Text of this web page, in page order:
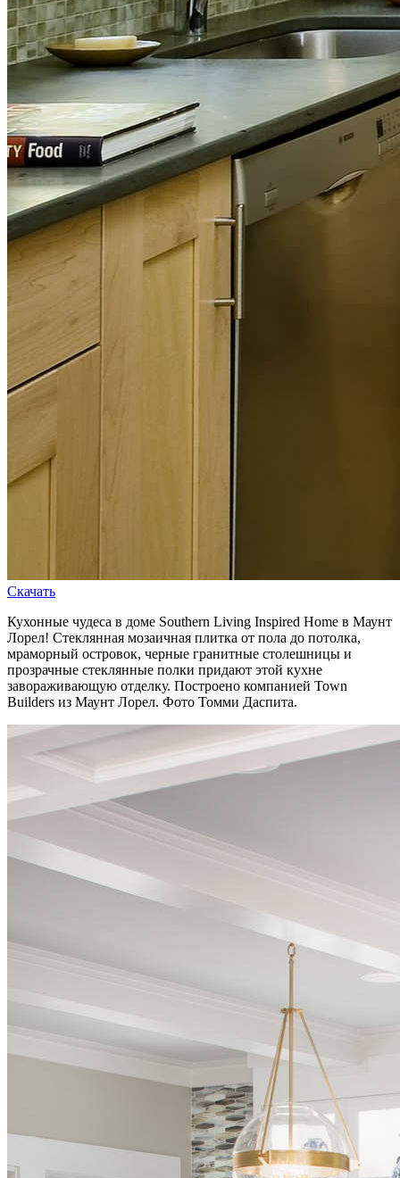
Скачать
Кухонные чудеса в доме Southern Living Inspired Home в Маунт
Лорел! Стеклянная мозаичная плитка от пола до потолка,
мраморный островок, черные гранитные столешницы и
прозрачные стеклянные полки придают этой кухне
завораживающую отделку. Построено компанией Town
Builders из Маунт Лорел. Фото Томми Даспита.